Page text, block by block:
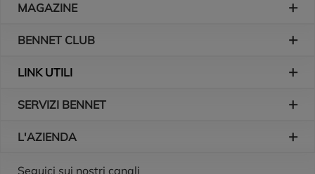
MAGAZINE
BENNET CLUB
LINK UTILI
SERVIZI BENNET
L'AZIENDA
Logo Bennet
Seguici sui nostri canali